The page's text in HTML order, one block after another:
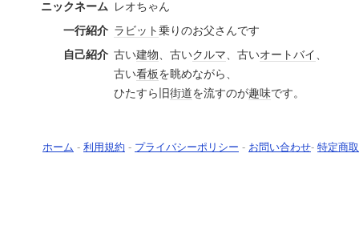
ニックネーム レオちゃん
一行紹介 ラビット乗りのお父さんです
自己紹介 古い建物、古いクルマ、古いオートバイ、
古い看板を眺めながら、
ひたすら旧街道を流すのが趣味です。
ホーム - 利用規約 - プライバシーポリシー - お問い合わせ- 特定商